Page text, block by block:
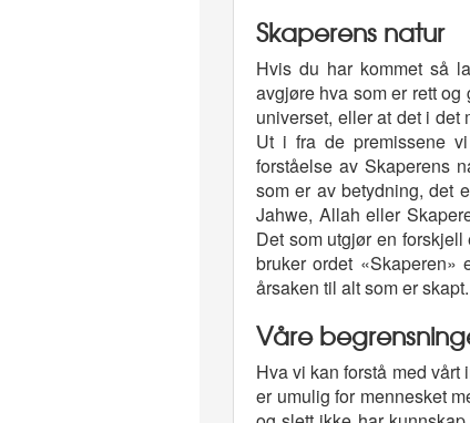
Skaperens natur
Hvis du har kommet så
avgjøre hva som er rett
universet, eller at det i det
Ut i fra de premissene
forståelse av Skaperens
som er av betydning, det
Jahwe, Allah eller
Det som utgjør en
bruker ordet «Skaperen»
årsaken til alt som er skapt.
Våre
Hva vi kan forstå med
er umulig for mennesket